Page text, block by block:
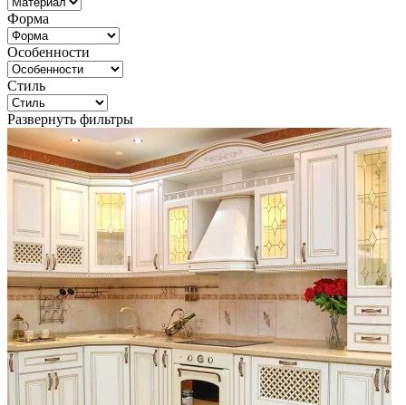
Форма
Особенности
Стиль
Развернуть фильтры